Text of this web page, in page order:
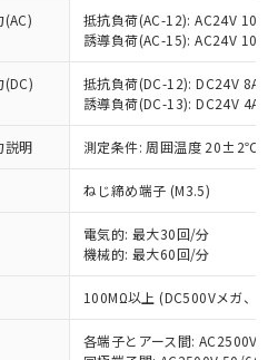
(AC)
抵抗負荷(AC-12): AC24V 10A/
誘導負荷(AC-15): AC24V
(DC)
抵抗負荷(DC-12): DC24V 8A/
誘導負荷(DC-13): DC24V 4A/
説明 測定条件: 周囲温度 20±2℃、
ねじ締め端子 (M3.5)
電気的: 最大30回/分
機械的: 最大60回/分
100MΩ以上 (DC500Vメガ、点
各端子とアース間: AC2500V
いただき、同意のうえ
、当社制御機器事業取扱
庫状況および標準価格
させていただくもので
事業取扱商品の中には、
対象外となる商品もある
ください。
び標準価格照会結果は、
更新日時点での社内デー
成されるものであり、閲
なる場合があることをご
RoHS指令（10物質）の
品で、対応品を出す予
RoHS指令（10物質）の
調査中または確認中の
ス料など無形物で、有
ない商品です。
り、非含有部品として
と判明した場合などや
とがあります。
：
銀(Hg) 1000ppm以下、 カド
以下、ポリ臭化ビフェニル
料含有率が中国RoHSの
とを示します。
料含有率が中国RoHSの
ことを示します。
。当社販売部門へお問
ら貴社製品のうち、外国
国貿易法に定める商品
貨物等」という）を輸出
の提供する場合は、日本
許可(または役務取引許
などの必要な手続きを